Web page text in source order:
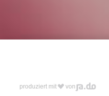
produziert mit von